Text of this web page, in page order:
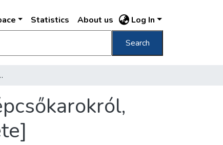
Statistics About us Log In
Search
régi épülete]